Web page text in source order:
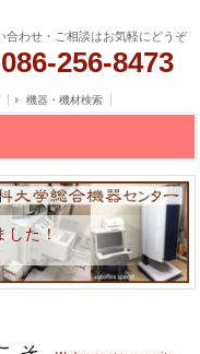
合わせ・ご相談はお気軽にどうぞ
086-256-8473
機器・機材検索
した！